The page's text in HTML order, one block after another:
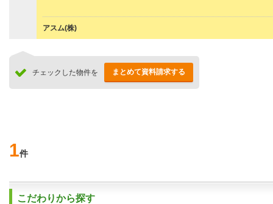
アスム(株)
チェックした物件を まとめて資料請求する
1件
こだわりから探す